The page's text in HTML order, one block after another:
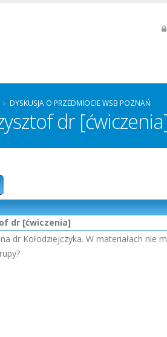
DYSKUSJA O PRZEDMIOCIE WSB POZNAŃ
dr
dr [ćwiczenia]
dr Kołodziejczyka. W materiałach